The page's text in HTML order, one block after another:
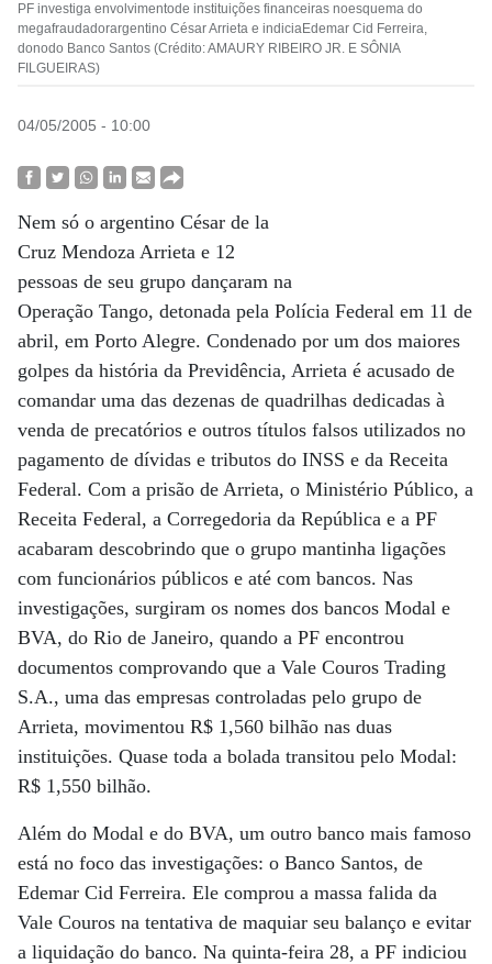
PF investiga envolvimentode instituições financeiras noesquema do
megafraudadorargentino César Arrieta e indiciaEdemar Cid Ferreira,
donodo Banco Santos (Crédito: AMAURY RIBEIRO JR. E SÔNIA
FILGUEIRAS)
04/05/2005 - 10:00
Nem só o argentino César de la
Cruz Mendoza Arrieta e 12
pessoas de seu grupo dançaram na
Operação Tango, detonada pela Polícia Federal em 11 de
abril, em Porto Alegre. Condenado por um dos maiores
golpes da história da Previdência, Arrieta é acusado de
comandar uma das dezenas de quadrilhas dedicadas à
venda de precatórios e outros títulos falsos utilizados no
pagamento de dívidas e tributos do INSS e da Receita
Federal. Com a prisão de Arrieta, o Ministério Público, a
Receita Federal, a Corregedoria da República e a PF
acabaram descobrindo que o grupo mantinha ligações
com funcionários públicos e até com bancos. Nas
investigações, surgiram os nomes dos bancos Modal e
BVA, do Rio de Janeiro, quando a PF encontrou
documentos comprovando que a Vale Couros Trading
S.A., uma das empresas controladas pelo grupo de
Arrieta, movimentou R$ 1,560 bilhão nas duas
instituições. Quase toda a bolada transitou pelo Modal:
R$ 1,550 bilhão.
Além do Modal e do BVA, um outro banco mais famoso
está no foco das investigações: o Banco Santos, de
Edemar Cid Ferreira. Ele comprou a massa falida da
Vale Couros na tentativa de maquiar seu balanço e evitar
a liquidação do banco. Na quinta-feira 28, a PF indiciou